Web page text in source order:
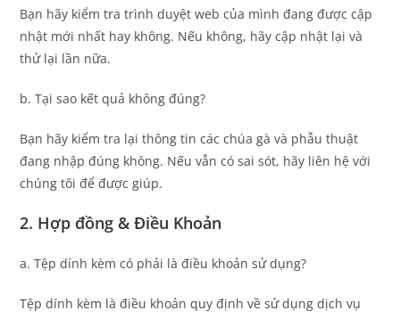
Bạn hãy kiểm tra trình duyệt web của mình đang được cập
nhật mới nhất hay không. Nếu không, hãy cập nhật lại và
thử lại lần nữa.
b. Tại sao kết quả không đúng?
Bạn hãy kiểm tra lại thông tin các chúa gà và phẫu thuật
đang nhập đúng không. Nếu vẫn có sai sót, hãy liên hệ với
chúng tôi để được giúp.
2. Hợp đồng & Điều Khoản
a. Tệp dính kèm có phải là điều khoản sử dụng?
Tệp dính kèm là điều khoản quy định về sử dụng dịch vụ